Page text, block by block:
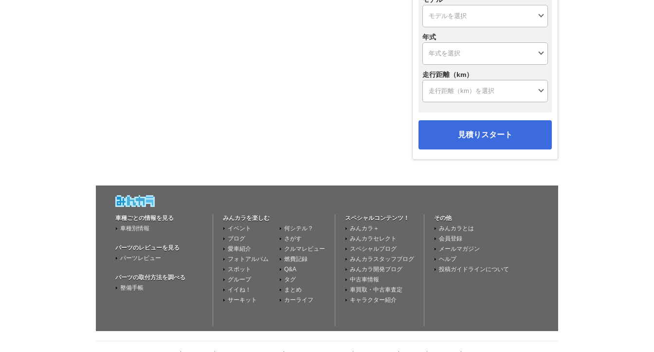
年式
走行距離（km）
見積りスタート
車種ごとの情報を見る
車種別情報
パーツのレビューを見る
パーツレビュー
パーツの取付方法を調べる
整備手帳
みんカラを楽しむ
イベント
ブログ
愛車紹介
フォトアルバム
スポット
グループ
イイね！
サーキット
何シテル？
さがす
クルマレビュー
燃費記録
Q&A
タグ
まとめ
カーライフ
スペシャルコンテンツ！
みんカラ＋
みんカラセレクト
スペシャルブログ
みんカラスタッフブログ
みんカラ開発ブログ
中古車情報
車買取・中古車査定
キャラクター紹介
その他
みんカラとは
会員登録
メールマガジン
ヘルプ
投稿ガイドラインについて